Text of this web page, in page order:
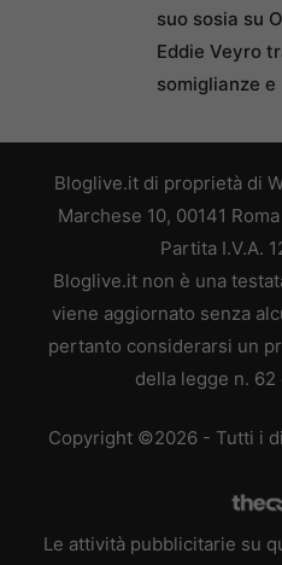
suo sosia su
Eddie Veyro
somiglianze
Bloglive.it di proprietà di
Marchese 10, 00141
Partita I.V.A.
Bloglive.it non è una
viene aggiornato senza
pertanto considerarsi un
della legge n. 62
Copyright ©2026 - Tutti i
Le attività pubblicitarie su